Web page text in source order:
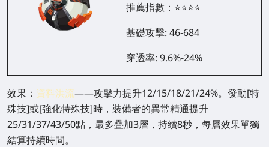
推薦指數：⭐⭐⭐⭐
基礎攻擊: 46-684
穿透率: 9.6%-24%
效果： 資料洪流——攻擊力提升12/15/18/21/24%。發動[特
殊技]或[強化特殊技]時，裝備者的異常精通提升
25/31/37/43/50點，最多疊加3層，持續8秒，每層效果單獨
結算持續時間。